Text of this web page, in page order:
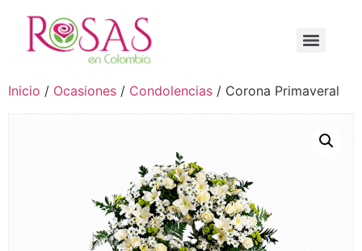
Inicio / Ocasiones / Condolencias / Corona Primaveral